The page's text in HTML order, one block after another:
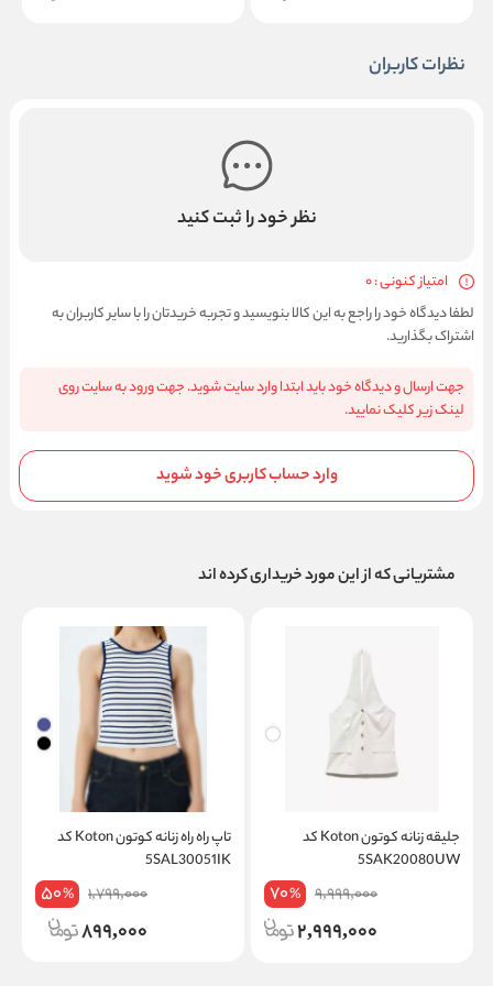
نظرات کاربران
نظر خود را ثبت کنید
امتیاز کنونی : 0
لطفا دیدگاه خود را راجع به این کالا بنویسید و تجربه خریدتان را با سایر کاربران به
اشتراک بگذارید.
جهت ارسال و دیدگاه خود باید ابتدا وارد سایت شوید. جهت ورود به سایت روی
لینک زیر کلیک نمایید.
وارد حساب کاربری خود شوید
مشتریانی که از این مورد خریداری کرده اند
جلیقه زنانه کوتون Koton کد
5SAK20080UW
9,999,000
70%
2,999,000
تاپ راه راه زنانه کوتون Koton کد
5SAL30051IK
1,799,000
50%
899,000